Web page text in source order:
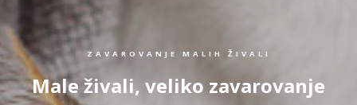
ZAVAROVANJE MALIH ŽIVALI
Male živali, veliko zavarovanje